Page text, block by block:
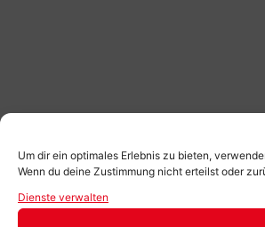
Um dir ein optimales Erlebnis zu bieten,
Wenn du deine Zustimmung nicht erteilst oder
Dienste verwalten